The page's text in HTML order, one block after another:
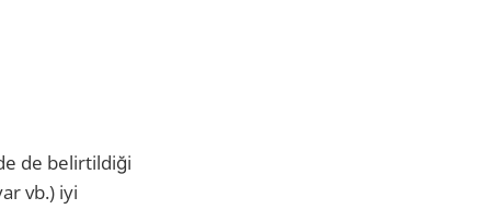
de belirtildiği
vb.) iyi